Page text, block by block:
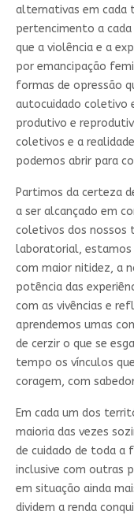
alternativas em cada
pertencimento a
que a violência e a
por emancipação
formas de opressão
autocuidado coletivo
produtivo e
coletivos e a
podemos abrir para
Partimos da certeza
a ser alcançado em
coletivos dos nossos
laboratorial, estamos
com maior nitidez, a
potência das
com as vivências e
aprendemos umas
de cerzir o que se
tempo os vínculos
coragem, com
Em cada um dos
maioria das vezes
de cuidado de toda a
inclusive com outras
em situação ainda
dividem a renda